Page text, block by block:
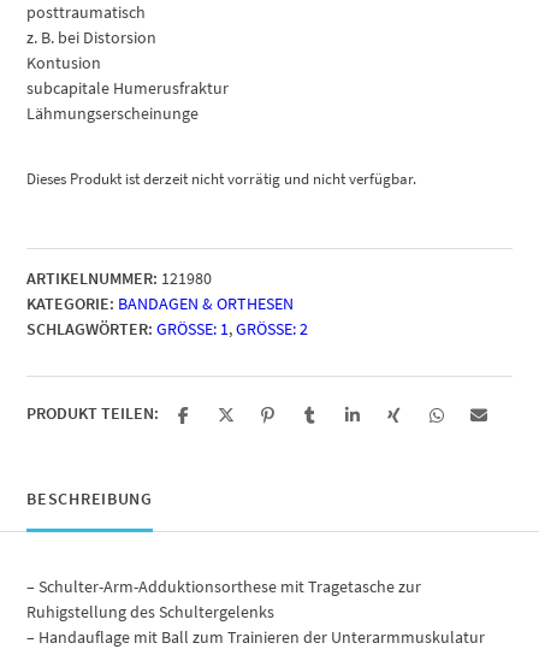
posttraumatisch
z. B. bei Distorsion
Kontusion
subcapitale Humerusfraktur
Lähmungserscheinunge
Dieses Produkt ist derzeit nicht vorrätig und nicht verfügbar.
ARTIKELNUMMER: 121980
KATEGORIE: BANDAGEN & ORTHESEN
SCHLAGWÖRTER: GRÖSSE: 1 ,GRÖSSE: 2
PRODUKT TEILEN:
BESCHREIBUNG
– Schulter-Arm-Adduktionsorthese mit Tragetasche zur
Ruhigstellung des Schultergelenks
– Handauflage mit Ball zum Trainieren der Unterarmmuskulatur